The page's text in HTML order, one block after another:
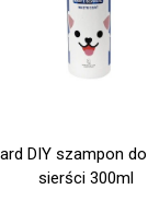
DIY szampon
sierści 300ml